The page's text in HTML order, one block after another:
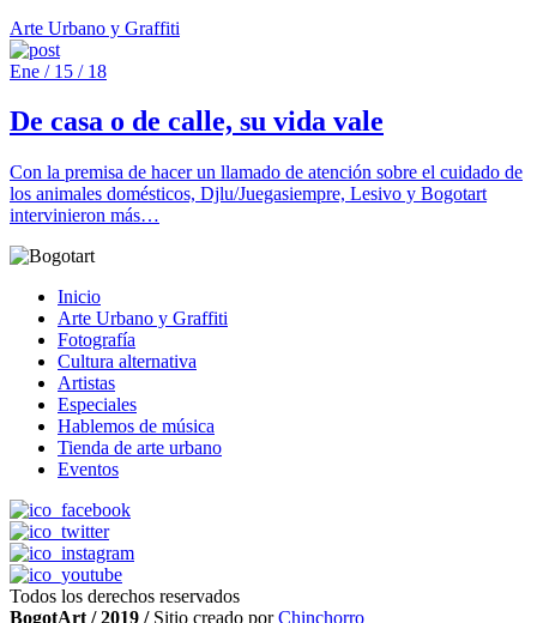
Arte Urbano y Graffiti
Ene / 15 / 18
De casa o de calle, su vida vale
Con la premisa de hacer un llamado de atención sobre el cuidado de
los animales domésticos, Djlu/Juegasiempre, Lesivo y Bogotart
intervinieron más…
Inicio
Arte Urbano y Graffiti
Fotografía
Cultura alternativa
Artistas
Especiales
Hablemos de música
Tienda de arte urbano
Eventos
Todos los derechos reservados
BogotArt / 2019 /Sitio creado porChinchorro